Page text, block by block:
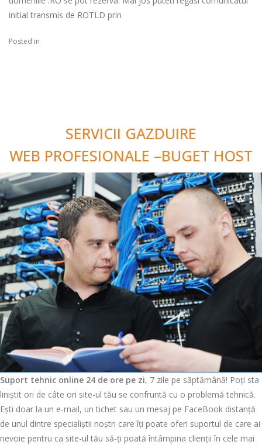
initial transmis de ROTLD prin
Posted in
SERVICII GAZDUIRE
WEB PROFESIONALE –BUGET HOST
Suport tehnic online 24 de ore pe zi, 7 zile pe săptămână! Poți sta
liniștit ori de câte ori site-ul tău se confruntă cu o problemă tehnică.
Ești doar la un e-mail, un tichet sau un mesaj pe FaceBook distanță
de unul dintre specialiștii noștri care îți poate oferi suportul de care ai
nevoie pentru ca site-ul tău să-ți poată întâmpina clienții în cele mai